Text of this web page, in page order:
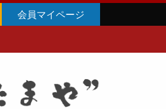
会員マイページ